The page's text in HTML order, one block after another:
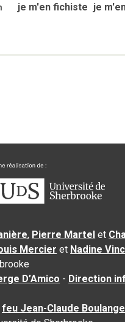
je m'en fichiste je
, Pierre Martel et
Mercier et Nadine
D’Amico - Direction
feu Jean-Claude